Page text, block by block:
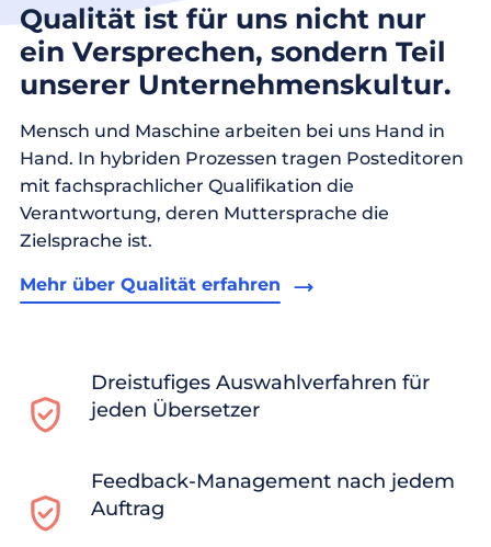
Qualität ist für uns nicht nur
ein Versprechen, sondern Teil
unserer Unternehmenskultur.
Mensch und Maschine arbeiten bei uns Hand in
Hand. In hybriden Prozessen tragen Posteditoren
mit fachsprachlicher Qualifikation die
Verantwortung, deren Muttersprache die
Zielsprache ist.
Mehr über Qualität erfahren
Dreistufiges Auswahlverfahren für
jeden Übersetzer
Feedback-Management nach jedem
Auftrag